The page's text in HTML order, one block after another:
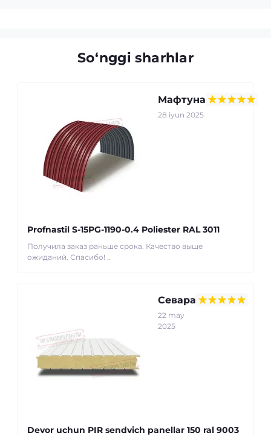
So‘nggi sharhlar
Мафтуна
28 iyun 2025
Profnastil S-15PG-1190-0.4 Poliester RAL 3011
Получила заказ раньше срока. Качество выше
ожиданий. Спасибо! ..
Севара
22 may
2025
Devor uchun PIR sendvich panellar 150 ral 9003